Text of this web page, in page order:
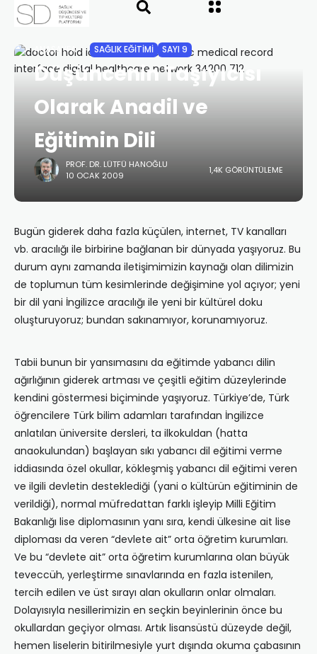
ANASAYFA SAĞLIK EĞİTİMİ SAYI 9
Düşüncenin Taşıyıcısı
Olarak Anadil ve
Eğitimin Dili
PROF. DR. LÜTFÜ HANOĞLU
10 OCAK 2009
1,4K GÖRÜNTÜLEME
Bugün giderek daha fazla küçülen, internet, TV kanalları
vb. aracılığı ile birbirine bağlanan bir dünyada yaşıyoruz. Bu
durum aynı zamanda iletişimimizin kaynağı olan dilimizin
de toplumun tüm kesimlerinde değişimine yol açıyor; yeni
bir dil yani İngilizce aracılığı ile yeni bir kültürel doku
oluşturuyoruz; bundan sakınamıyor, korunamıyoruz.
Tabii bunun bir yansımasını da eğitimde yabancı dilin
ağırlığının giderek artması ve çeşitli eğitim düzeylerinde
kendini göstermesi biçiminde yaşıyoruz. Türkiye’de, Türk
öğrencilere Türk bilim adamları tarafından İngilizce
anlatılan üniversite dersleri, ta ilkokuldan (hatta
anaokulundan) başlayan sıkı yabancı dil eğitimi verme
iddiasında özel okullar, kökleşmiş yabancı dil eğitimi veren
ve ilgili devletin desteklediği (yani o kültürün eğitiminin de
verildiği), normal müfredattan farklı işleyip Milli Eğitim
Bakanlığı lise diplomasının yanı sıra, kendi ülkesine ait lise
diploması da veren “devlete ait” orta öğretim kurumları.
Ve bu “devlete ait” orta öğretim kurumlarına olan büyük
teveccüh, yerleştirme sınavlarında en fazla istenilen,
tercih edilen ve üst sırayı alan okulların onlar olmaları.
Dolayısıyla nesillerimizin en seçkin beyinlerinin önce bu
okullardan geçiyor olması. Artık lisansüstü düzeyde değil,
hemen liselerin bitirilmesiyle yurt dışında okuma çabasının